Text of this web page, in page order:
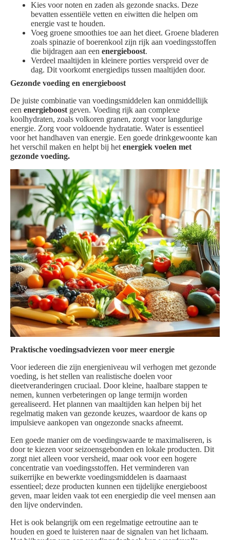
Kies voor noten en zaden als gezonde snacks. Deze
bevatten essentiële vetten en eiwitten die helpen om
energie vast te houden.
Voeg groene smoothies toe aan het dieet. Groene bladeren
zoals spinazie of boerenkool zijn rijk aan voedingsstoffen
die bijdragen aan een energieboost.
Verdeel maaltijden in kleinere porties verspreid over de
dag. Dit voorkomt energiedips tussen maaltijden door.
Gezonde voeding en energieboost
De juiste combinatie van voedingsmiddelen kan onmiddellijk
een energieboost geven. Voeding rijk aan complexe
koolhydraten, zoals volkoren granen, zorgt voor langdurige
energie. Zorg voor voldoende hydratatie. Water is essentieel
voor het handhaven van energie. Een goede drinkgewoonte kan
het verschil maken en helpt bij het energiek voelen met
gezonde voeding.
Praktische voedingsadviezen voor meer energie
Voor iedereen die zijn energieniveau wil verhogen met gezonde
voeding, is het stellen van realistische doelen voor
dieetveranderingen cruciaal. Door kleine, haalbare stappen te
nemen, kunnen verbeteringen op lange termijn worden
gerealiseerd. Het plannen van maaltijden kan helpen bij het
regelmatig maken van gezonde keuzes, waardoor de kans op
impulsieve aankopen van ongezonde snacks afneemt.
Een goede manier om de voedingswaarde te maximaliseren, is
door te kiezen voor seizoensgebonden en lokale producten. Dit
zorgt niet alleen voor versheid, maar ook voor een hogere
concentratie van voedingsstoffen. Het verminderen van
suikerrijke en bewerkte voedingsmiddelen is daarnaast
essentieel; deze producten kunnen een tijdelijke energieboost
geven, maar leiden vaak tot een energiedip die veel mensen aan
den lijve ondervinden.
Het is ook belangrijk om een regelmatige eetroutine aan te
houden en goed te luisteren naar de signalen van het lichaam.